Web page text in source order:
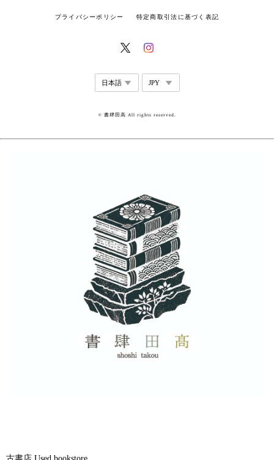
プライバシーポリシー 特定商取引法に基づく表記
© 書肆田高 All rights reserved.